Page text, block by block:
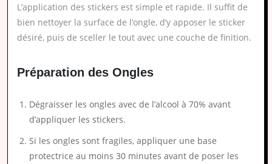
L’application des stickers est simple et rapide. Il suffit de
bien nettoyer la surface de l’ongle, d’y apposer le sticker
désiré, puis de sceller le tout avec une couche de finition.
Préparation des Ongles
Dégraisser les ongles avec de l’alcool à 70% avant
d’appliquer les stickers.
Si les ongles sont fragiles, appliquer une base
protectrice au moins 30 minutes avant de poser les